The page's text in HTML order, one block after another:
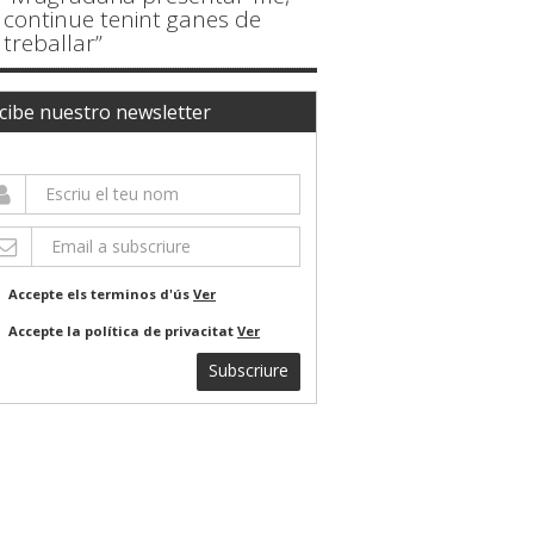
continue tenint ganes de
treballar”
nuestro newsletter
Accepte els terminos d'ús Ver
Accepte la política de privacitat Ver
Subscriure